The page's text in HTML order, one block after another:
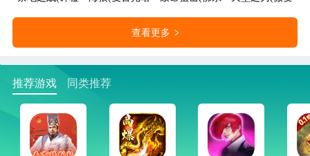
查看更多
推荐游戏 同类推荐